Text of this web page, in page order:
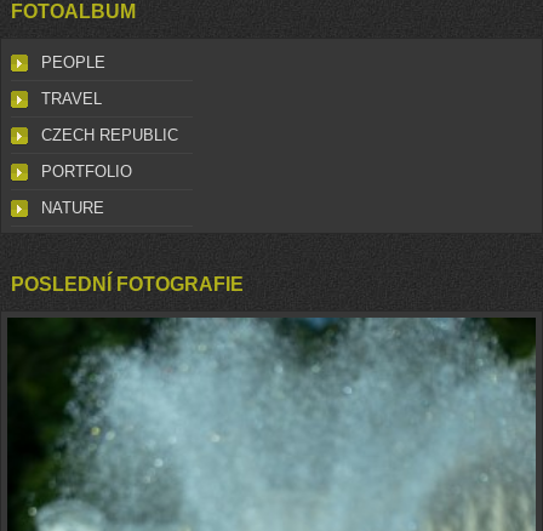
FOTOALBUM
PEOPLE
TRAVEL
CZECH REPUBLIC
PORTFOLIO
NATURE
POSLEDNÍ FOTOGRAFIE